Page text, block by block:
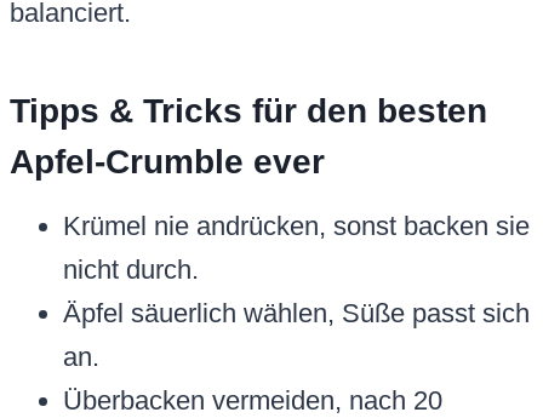
balanciert.
Tipps & Tricks für den besten
Apfel-Crumble ever
Krümel nie andrücken, sonst backen sie
nicht durch.
Äpfel säuerlich wählen, Süße passt sich
an.
Überbacken vermeiden, nach 20